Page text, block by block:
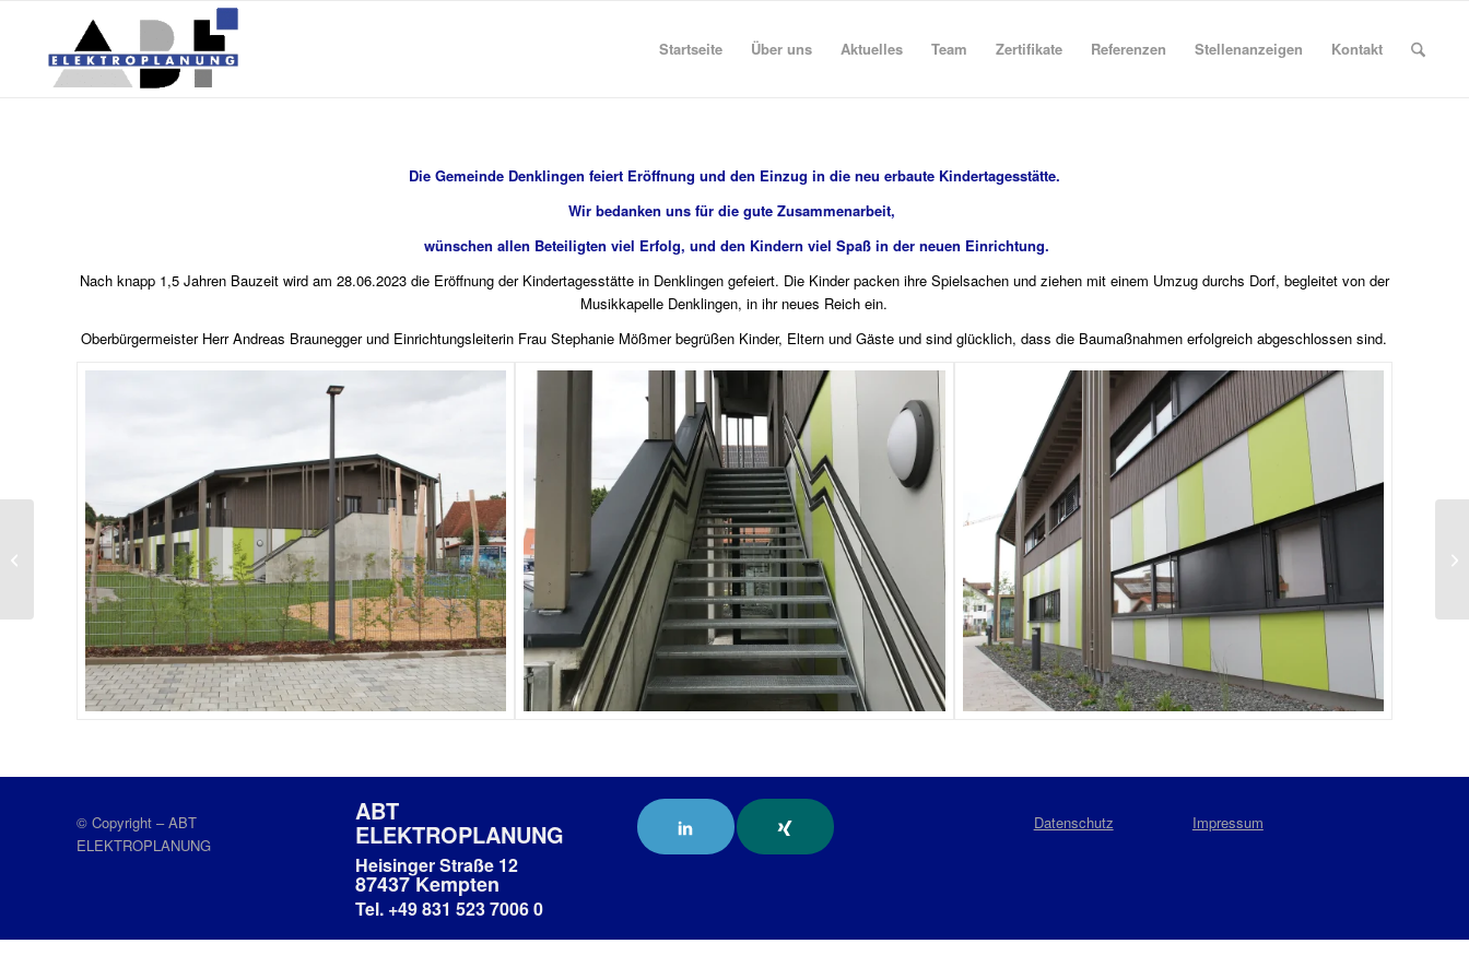
Startseite Über uns Aktuelles Team Zertifikate Referenzen Stellenanzeigen Kontakt
Die Gemeinde Denklingen feiert Eröffnung und den Einzug in die neu erbaute Kindertagesstätte.
Wir bedanken uns für die gute Zusammenarbeit,
wünschen allen Beteiligten viel Erfolg, und den Kindern viel Spaß in der neuen Einrichtung.
Nach knapp 1,5 Jahren Bauzeit wird am 28.06.2023 die Eröffnung der Kindertagesstätte in Denklingen gefeiert. Die Kinder packen ihre Spielsachen und ziehen mit einem Umzug durchs Dorf, begleitet von der
Musikkapelle Denklingen, in ihr neues Reich ein.
Oberbürgermeister Herr Andreas Braunegger und Einrichtungsleiterin Frau Stephanie Mößmer begrüßen Kinder, Eltern und Gäste und sind glücklich, dass die Baumaßnahmen erfolgreich abgeschlossen sind.
© Copyright – ABT
ELEKTROPLANUNG
ABT
ELEKTROPLANUNG
Heisinger Straße 12
87437 Kempten
Tel. +49 831 523 7006 0
Datenschutz Impressum
Grundsteinlegung
Johann-Strauss-
Grundschule Augsburg